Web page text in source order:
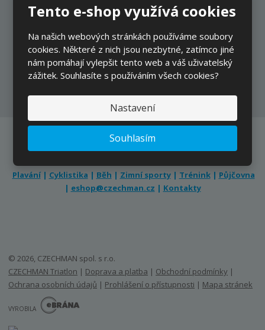
Tento e-shop využívá cookies
Na našich webových stránkách používáme soubory
cookies. Některé z nich jsou nezbytné, zatímco jiné
nám pomáhají vylepšit tento web a váš uživatelský
zážitek. Souhlasíte s používáním všech cookies?
Nastavení
Souhlasím
Ať vám nic neunikne
Přihlásit
Plavání| Cyklistika | Běh | Zimní sporty | Trénink| Půjčovna
| eshop@czechman.cz | Kontakty
© 2026, CZECHMAN spol. s r.o.
CZECHMAN Triatlon | Doprava a platba | Obchodní podmínky |
Ochrana osobních údajů | Prohlášení o přístupnosti | Mapa stránek
VYROBILA